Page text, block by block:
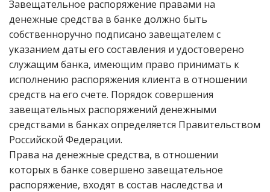
Завещательное распоряжение правами на
денежные средства в банке должно быть
собственноручно подписано завещателем с
указанием даты его составления и удостоверено
служащим банка, имеющим право принимать к
исполнению распоряжения клиента в отношении
средств на его счете. Порядок совершения
завещательных распоряжений денежными
средствами в банках определяется Правительством
Российской Федерации.
Права на денежные средства, в отношении
которых в банке совершено завещательное
распоряжение, входят в состав наследства и